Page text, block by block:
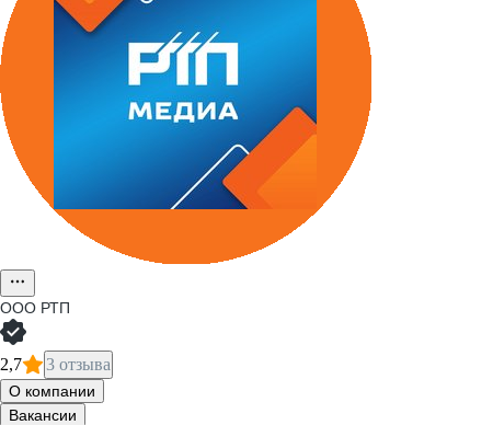
ООО РТП
2,7 3 отзыва
О компании
Вакансии